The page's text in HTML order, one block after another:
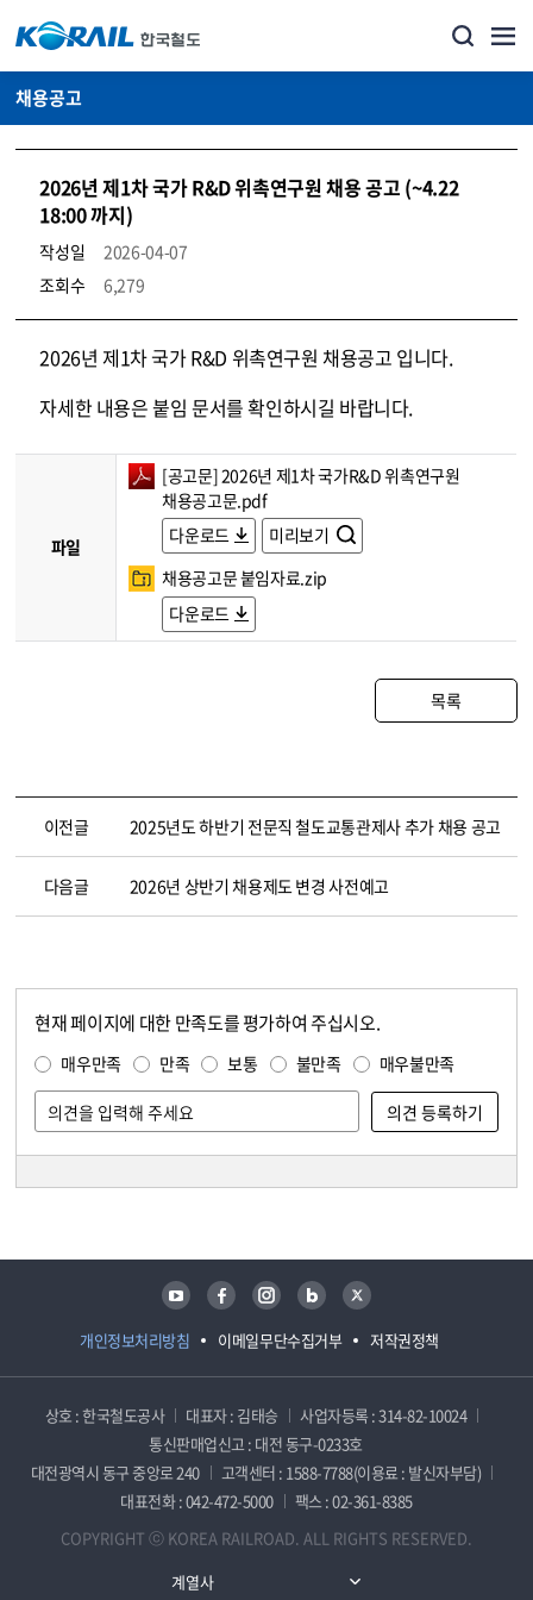
채용공고
2026년 제1차 국가 R&D 위촉연구원 채용 공고 (~4.22
18:00 까지)
작성일
2026-04-07
조회수
6,279
코레일소개_경영공시_채용공고 상세보기 – 내용, 파일, 담당자 연락처로 구성
2026년 제1차 국가 R&D 위촉연구원 채용공고 입니다.
자세한 내용은 붙임 문서를 확인하시길 바랍니다.
파일
[공고문] 2026년 제1차 국가R&D 위촉연구원
채용공고문.pdf
다운로드
미리보기
채용공고문 붙임자료.zip
다운로드
목록
이전글 2025년도 하반기 전문직 철도교통관제사 추가 채용 공고
다음글 2026년 상반기 채용제도 변경 사전예고
현재 페이지에 대한 만족도를 평가하여 주십시오.
매우만족 만족 보통 불만족 매우불만족
개인정보처리방침 이메일무단수집거부 저작권정책
유튜브 페이스북 인스타그램 블로그 트위터
상호 : 한국철도공사 대표자 : 김태승
사업자등록 : 314-82-10024
통신판매업신고 : 대전 동구-0233호
대전광역시 동구 중앙로 240
고객센터 : 1588-7788(이용료 : 발신자부담)
대표전화 : 042-472-5000
팩스 : 02-361-8385
COPYRIGHT ⓒ KOREA RAILROAD. ALL RIGHTS RESERVED.
계열사